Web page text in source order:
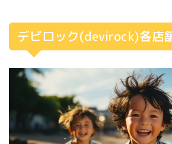
デビロック(devirock)各店